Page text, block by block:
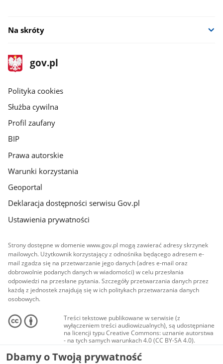
Na skróty
stopka
gov.pl
Strona
gov.pl
gov.pl
Polityka cookies
Służba cywilna
Profil zaufany
BIP
Prawa autorskie
Warunki korzystania
Geoportal
Deklaracja dostępności serwisu Gov.pl
Ustawienia prywatności
Strony dostępne w domenie www.gov.pl mogą zawierać adresy skrzynek
mailowych. Użytkownik korzystający z odnośnika będącego adresem e-
mail zgadza się na przetwarzanie jego danych (adres e-mail oraz
dobrowolnie podanych danych w wiadomości) w celu przesłania
odpowiedzi na przesłane pytania. Szczegóły przetwarzania danych przez
każdą z jednostek znajdują się w ich politykach przetwarzania danych
osobowych.
Treści tekstowe publikowane w serwisie (z
wyłączeniem treści audiowizualnych), są udostępniane
na licencji typu Creative Commons: uznanie autorstwa
- na tych samych warunkach 4.0 (CC BY-SA 4.0).
Materiały audiowizualne, w tym zdjęcia, materiały
audio i wideo, są udostępniane na licencji typu
Dbamy o Twoją prywatność